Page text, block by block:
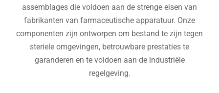
assemblages die voldoen aan de strenge eisen van
fabrikanten van farmaceutische apparatuur. Onze
componenten zijn ontworpen om bestand te zijn tegen
steriele omgevingen, betrouwbare prestaties te
garanderen en te voldoen aan de industriële
regelgeving.